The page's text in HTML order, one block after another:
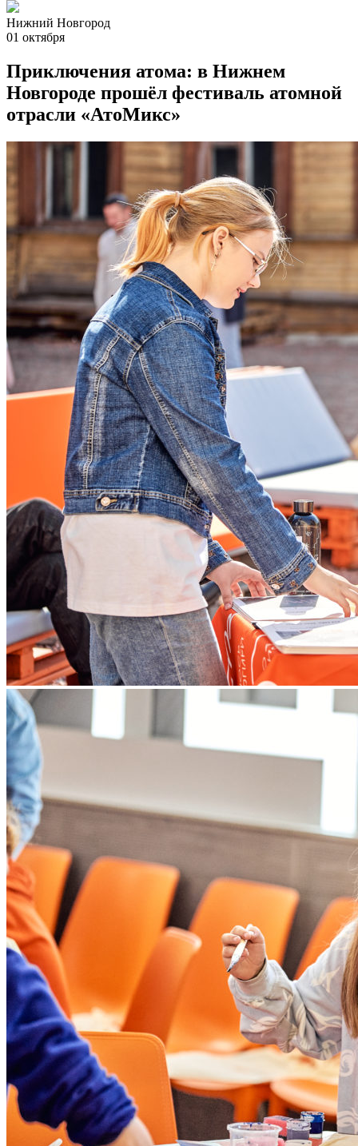
Нижний Новгород
01 октября
Приключения атома: в Нижнем
Новгороде прошёл фестиваль атомной
отрасли «АтоМикс»